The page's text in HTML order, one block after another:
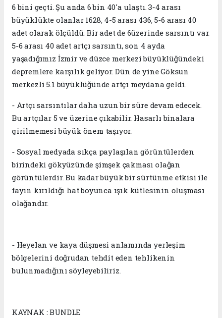
6 bini geçti. Şu anda 6 bin 40'a ulaştı. 3-4 arası
büyüklükte olanlar 1628, 4-5 arası 436, 5-6 arası 40
adet olarak ölçüldü. Bir adet de 6üzerinde sarsıntı var.
5-6 arası 40 adet artçı sarsıntı, son 4 ayda
yaşadığımız İzmir ve düzce merkezi büyüklüğündeki
depremlere karşılık geliyor. Dün de yine Göksun
merkezli 5.1 büyüklüğünde artçı meydana geldi.
- Artçı sarsıntılar daha uzun bir süre devam edecek.
Bu artçılar 5 ve üzerine çıkabilir. Hasarlı binalara
girilmemesi büyük önem taşıyor.
- Sosyal medyada sıkça paylaşılan görüntülerden
birindeki gökyüzünde şimşek çakması olağan
görüntülerdir. Bu kadar büyük bir sürtünme etkisi ile
fayın kırıldığı hat boyunca ışık kütlesinin oluşması
olağandır.
- Heyelan ve kaya düşmesi anlamında yerleşim
bölgelerini doğrudan tehdit eden tehlikenin
bulunmadığını söyleyebiliriz.
KAYNAK : BUNDLE